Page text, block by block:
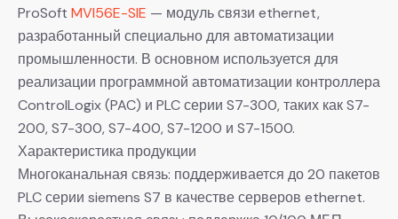
ProSoft MVI56E-SIE — модуль связи ethernet,
разработанный специально для автоматизации
промышленности. В основном используется для
реализации программной автоматизации контроллера
ControlLogix (PAC) и PLC серии S7-300, таких как S7-
200, S7-300, S7-400, S7-1200 и S7-1500.
Характеристика продукции
Многоканальная связь: поддерживается до 20 пакетов
PLC серии siemens S7 в качестве серверов ethernet.